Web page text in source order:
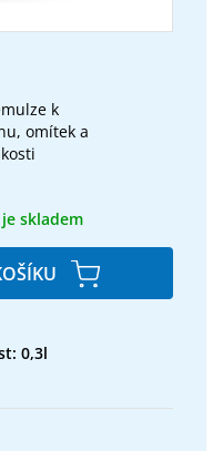
k
omítek a
skladem
0,3l